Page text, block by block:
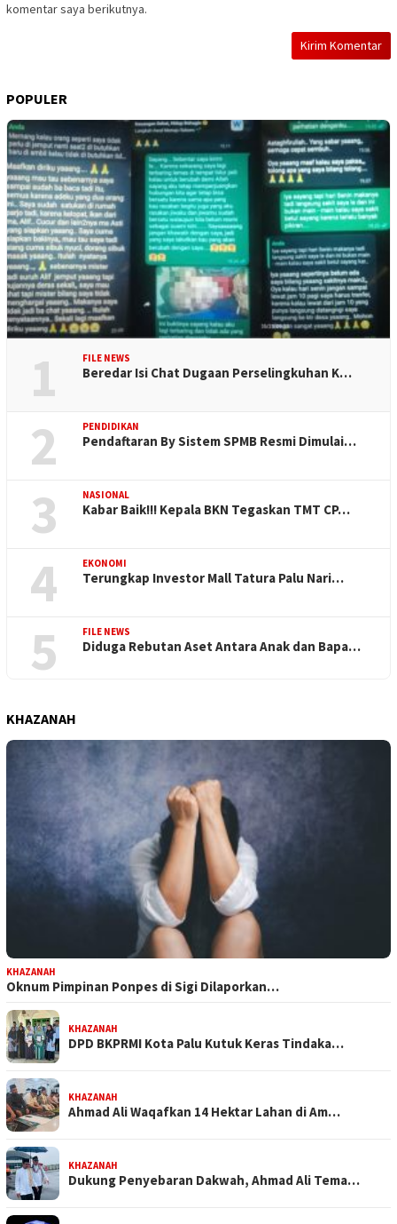
komentar saya berikutnya.
POPULER
1 FILE NEWS
Beredar Isi Chat Dugaan Perselingkuhan K…
2 PENDIDIKAN
Pendaftaran By Sistem SPMB Resmi Dimulai…
3 NASIONAL
Kabar Baik!!! Kepala BKN Tegaskan TMT CP…
4 EKONOMI
Terungkap Investor Mall Tatura Palu Nari…
5 FILE NEWS
Diduga Rebutan Aset Antara Anak dan Bapa…
KHAZANAH
KHAZANAH
Oknum Pimpinan Ponpes di Sigi Dilaporkan…
KHAZANAH
DPD BKPRMI Kota Palu Kutuk Keras Tindaka…
KHAZANAH
Ahmad Ali Waqafkan 14 Hektar Lahan di Am…
KHAZANAH
Dukung Penyebaran Dakwah, Ahmad Ali Tema…